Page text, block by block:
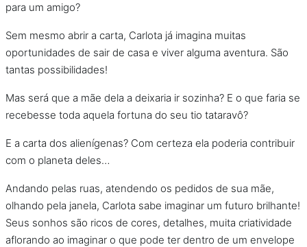
para um amigo?
Sem mesmo abrir a carta, Carlota já imagina muitas
oportunidades de sair de casa e viver alguma aventura. São
tantas possibilidades!
Mas será que a mãe dela a deixaria ir sozinha? E o que faria se
recebesse toda aquela fortuna do seu tio tataravô?
E a carta dos alienígenas? Com certeza ela poderia contribuir
com o planeta deles…
Andando pelas ruas, atendendo os pedidos de sua mãe,
olhando pela janela, Carlota sabe imaginar um futuro brilhante!
Seus sonhos são ricos de cores, detalhes, muita criatividade
aflorando ao imaginar o que pode ter dentro de um envelope